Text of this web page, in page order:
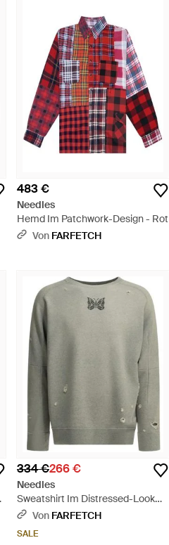
483 €
Needles
Hemd Im Patchwork-Design - Rot
Von FARFETCH
334 €266 €
Needles
Sweatshirt Im Distressed-Look
Mit Schmetterling-Print - Grau
Von FARFETCH
SALE